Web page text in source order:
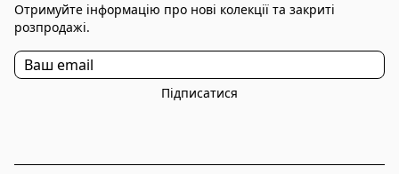
Отримуйте інформацію про нові колекції та закриті
розпродажі.
Підписатися